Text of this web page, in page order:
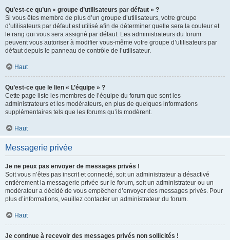
Qu’est-ce qu’un « groupe d’utilisateurs par défaut » ?
Si vous êtes membre de plus d’un groupe d’utilisateurs, votre groupe
d’utilisateurs par défaut est utilisé afin de déterminer quelle sera la couleur et
le rang qui vous sera assigné par défaut. Les administrateurs du forum
peuvent vous autoriser à modifier vous-même votre groupe d’utilisateurs par
défaut depuis le panneau de contrôle de l’utilisateur.
Haut
Qu’est-ce que le lien « L’équipe » ?
Cette page liste les membres de l’équipe du forum que sont les
administrateurs et les modérateurs, en plus de quelques informations
supplémentaires tels que les forums qu’ils modèrent.
Haut
Messagerie privée
Je ne peux pas envoyer de messages privés !
Soit vous n’êtes pas inscrit et connecté, soit un administrateur a désactivé
entièrement la messagerie privée sur le forum, soit un administrateur ou un
modérateur a décidé de vous empêcher d’envoyer des messages privés. Pour
plus d’informations, veuillez contacter un administrateur du forum.
Haut
Je continue à recevoir des messages privés non sollicités !